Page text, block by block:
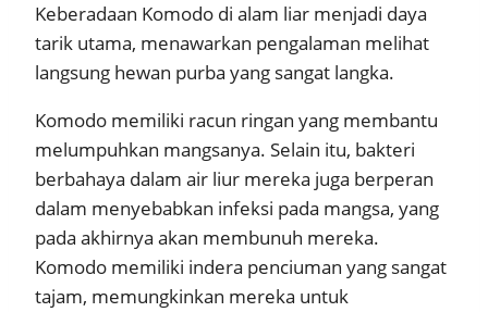
Keberadaan Komodo di alam liar menjadi daya
tarik utama, menawarkan pengalaman melihat
langsung hewan purba yang sangat langka.
Komodo memiliki racun ringan yang membantu
melumpuhkan mangsanya. Selain itu, bakteri
berbahaya dalam air liur mereka juga berperan
dalam menyebabkan infeksi pada mangsa, yang
pada akhirnya akan membunuh mereka.
Komodo memiliki indera penciuman yang sangat
tajam, memungkinkan mereka untuk